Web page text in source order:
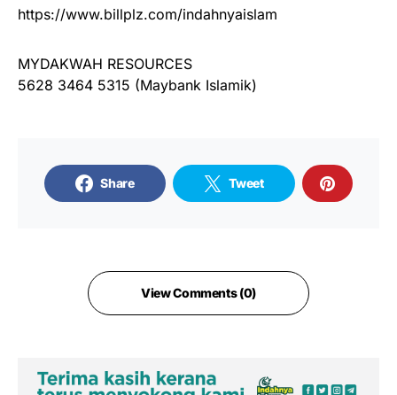
https://www.billplz.com/indahnyaislam
MYDAKWAH RESOURCES
5628 3464 5315 (Maybank Islamik)
Share Tweet
View Comments (0)